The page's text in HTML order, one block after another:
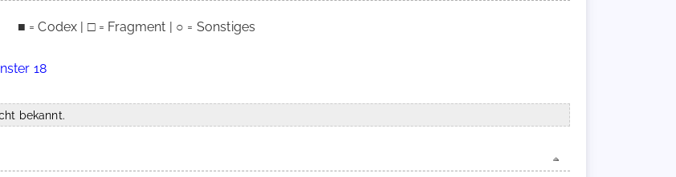
■ = Codex | □ = Fragment | ○ = Sonstiges
18
bekannt.